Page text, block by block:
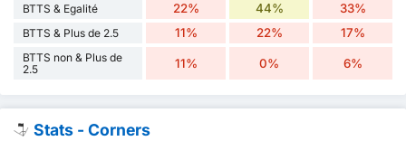
BTTS & Egalité 22% 44% 33%
BTTS & Plus de 2.5 11% 22% 17%
BTTS non & Plus de
2.5
11% 0% 6%
Stats - Corners